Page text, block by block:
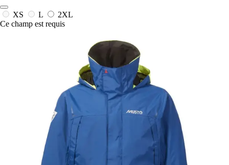
XS L
2XL
Ce champ est requis